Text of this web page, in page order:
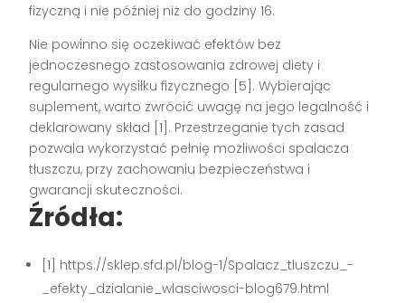
fizyczną i nie później niż do godziny 16.
Nie powinno się oczekiwać efektów bez
jednoczesnego zastosowania zdrowej diety i
regularnego wysiłku fizycznego [5]. Wybierając
suplement, warto zwrócić uwagę na jego legalność i
deklarowany skład [1]. Przestrzeganie tych zasad
pozwala wykorzystać pełnię możliwości spalacza
tłuszczu, przy zachowaniu bezpieczeństwa i
gwarancji skuteczności.
Źródła:
[1] https://sklep.sfd.pl/blog-1/Spalacz_tluszczu_-
_efekty_dzialanie_wlasciwosci-blog679.html